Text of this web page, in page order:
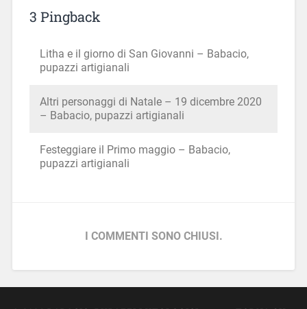
3 Pingback
Litha e il giorno di San Giovanni – Babacio,
pupazzi artigianali
Altri personaggi di Natale – 19 dicembre 2020
– Babacio, pupazzi artigianali
Festeggiare il Primo maggio – Babacio,
pupazzi artigianali
I COMMENTI SONO CHIUSI.